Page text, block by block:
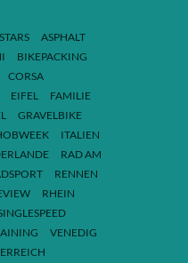
ASPHALT
BIKEPACKING
CORSA
EIFEL
FAMILIE
GRAVELBIKE
ITALIEN
RAD AM
RENNEN
RHEIN
VENEDIG